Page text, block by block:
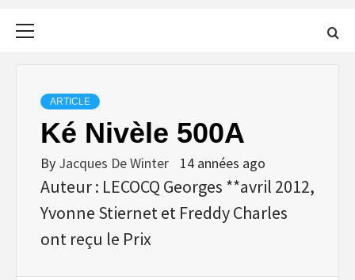
ARTICLE
Ké Nivèle 500A
By Jacques De Winter 14 années ago
Auteur : LECOCQ Georges **avril 2012,
Yvonne Stiernet et Freddy Charles
ont reçu le Prix